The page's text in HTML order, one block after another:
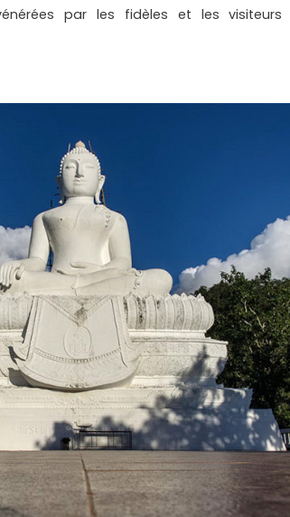
par les fidèles et les